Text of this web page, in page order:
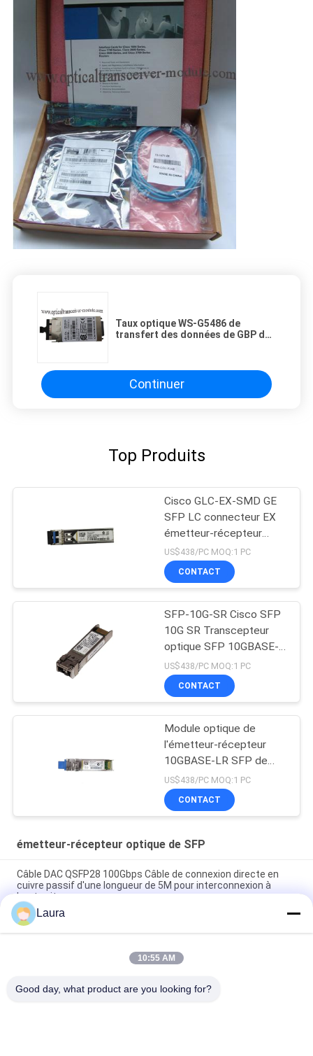
Taux optique WS-G5486 de
transfert des données de GBP du
Continuer
Top Produits
Cisco GLC-EX-SMD GE
SFP LC connecteur EX
émetteur-récepteur
nouveau Original
US$438/PC MOQ:1 PC
CONTACT
SFP-10G-SR Cisco SFP
10G SR Transcepteur
optique SFP 10GBASE-
SR Module SFP
US$438/PC MOQ:1 PC
CONTACT
Module optique de
l'émetteur-récepteur
10GBASE-LR SFP de
SFP 10G LR SFP
US$438/PC MOQ:1 PC
CONTACT
émetteur-récepteur optique de SFP
Câble DAC QSFP28 100Gbps Câble de connexion directe en
cuivre passif d'une longueur de 5M pour interconnexion à
haute vitesse
Transceiver HUAWEI SFP-25G-ESR 25GBASE-ESR SFP28
850nm 300m LC Duplex MMF DOM
Le module SFP-10G-LR est un module Cisco 10G SFP+ doté
Laura
10:55 AM
Good day, what product are you looking for?